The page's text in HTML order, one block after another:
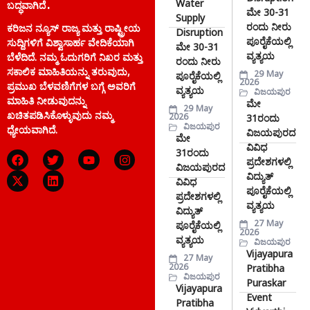
ಬದ್ಧವಾಗಿದೆ.
ಕರಿಜನ ನ್ಯೂಸ್ ರಾಜ್ಯ ಮತ್ತು ರಾಷ್ಟ್ರೀಯ
ಸುದ್ದಿಗಳಿಗೆ ವಿಶ್ವಾಸಾರ್ಹ ವೇದಿಕೆಯಾಗಿ
ಬೆಳೆದಿದೆ. ನಮ್ಮ ಓದುಗರಿಗೆ ನಿಖರ ಮತ್ತು
ಸಕಾಲಿಕ ಮಾಹಿತಿಯನ್ನು ತರುವುದು,
ಪ್ರಮುಖ ಬೆಳವಣಿಗೆಗಳ ಬಗ್ಗೆ ಅವರಿಗೆ
ಮಾಹಿತಿ ನೀಡುವುದನ್ನು
ಖಚಿತಪಡಿಸಿಕೊಳ್ಳುವುದು ನಮ್ಮ
ಧ್ಯೇಯವಾಗಿದೆ.
Water
Supply
Disruption
ಮೇ 30-31
ರಂದು ನೀರು
ಪೂರೈಕೆಯಲ್ಲಿ
ವ್ಯತ್ಯಯ
29 May
2026
ವಿಜಯಪುರ
ಮೇ
31ರಂದು
ವಿಜಯಪುರದ
ವಿವಿಧ
ಪ್ರದೇಶಗಳಲ್ಲಿ
ವಿದ್ಯುತ್
ಪೂರೈಕೆಯಲ್ಲಿ
ವ್ಯತ್ಯಯ
27 May
2026
ವಿಜಯಪುರ
Vijayapura
Pratibha
ಮೇ 30-31
ರಂದು ನೀರು
ಪೂರೈಕೆಯಲ್ಲಿ
ವ್ಯತ್ಯಯ
29 May
2026
ವಿಜಯಪುರ
ಮೇ
31ರಂದು
ವಿಜಯಪುರದ
ವಿವಿಧ
ಪ್ರದೇಶಗಳಲ್ಲಿ
ವಿದ್ಯುತ್
ಪೂರೈಕೆಯಲ್ಲಿ
ವ್ಯತ್ಯಯ
27 May
2026
ವಿಜಯಪುರ
Vijayapura
Pratibha
Puraskar
Event